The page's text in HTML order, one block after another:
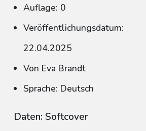
Auflage: 0
Veröffentlichungsdatum:
22.04.2025
Von Eva Brandt
Sprache: Deutsch
Daten: Softcover